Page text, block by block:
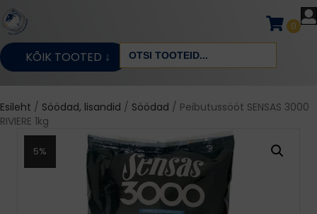
0
KÕIK TOOTED ↓
Search
for:
Esileht / Söödad, lisandid / Söödad / Peibutussööt SENSAS 3000
RIVIERE 1kg
5%